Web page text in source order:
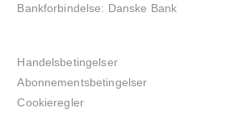
Bankforbindelse: Danske Bank
Handelsbetingelser
Abonnementsbetingelser
Cookieregler